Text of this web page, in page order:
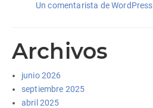
Un comentarista de WordPress
Archivos
junio 2026
septiembre 2025
abril 2025